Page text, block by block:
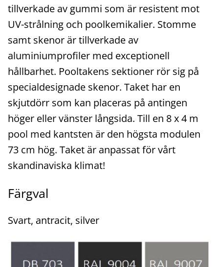
tillverkade av gummi som är resistent mot
UV-strålning och poolkemikalier. Stomme
samt skenor är tillverkade av
aluminiumprofiler med exceptionell
hållbarhet. Pooltakens sektioner rör sig på
specialdesignade skenor. Taket har en
skjutdörr som kan placeras på antingen
höger eller vänster långsida. Till en 8 x 4 m
pool med kantsten är den högsta modulen
73 cm hög. Taket är anpassat för vårt
skandinaviska klimat!
Färgval
Svart, antracit, silver